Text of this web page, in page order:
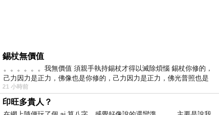
錫杖無價值
。。。。。。我無價值 須親手執持錫杖才得以滅除煩惱 錫杖你修的，
己力因力是正力，佛像也是你修的，己力因力是正力，佛光普照也是
21 小時前
印旺多貴人？